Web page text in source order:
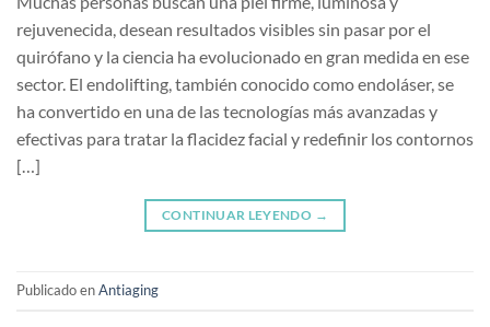
rejuvenecida, desean resultados visibles sin pasar por el
quirófano y la ciencia ha evolucionado en gran medida en ese
sector. El endolifting, también conocido como endoláser, se
ha convertido en una de las tecnologías más avanzadas y
efectivas para tratar la flacidez facial y redefinir los contornos
[…]
CONTINUAR LEYENDO →
Publicado enAntiaging